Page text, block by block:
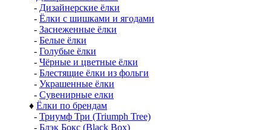
- Дизайнерские ёлки
- Ёлки с шишками и ягодами
- Заснеженные ёлки
- Белые ёлки
- Голубые ёлки
- Чёрные и цветные ёлки
- Блестящие ёлки из фольги
- Украшенные ёлки
- Сувенирные елки
♦ Ёлки по брендам
- Триумф Три (Triumph Tree)
- Блэк Бокс (Black Box)